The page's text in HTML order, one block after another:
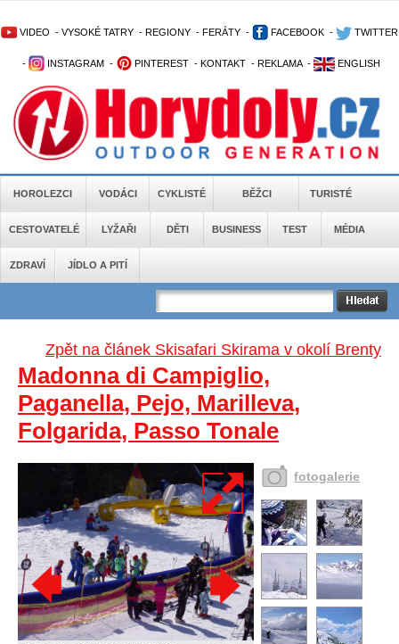
VIDEO - VYSOKÉ TATRY - REGIONY - FERÁTY - FACEBOOK - TWITTER
- INSTAGRAM - PINTEREST - KONTAKT - REKLAMA - ENGLISH
HOROLEZCI VODÁCI CYKLISTÉ BĚŽCI TURISTÉ
CESTOVATELÉ LYŽAŘI DĚTI BUSINESS TEST MÉDIA
ZDRAVÍ JÍDLO A PITÍ
Zpět na článek Skisafari Skirama v okolí Brenty
Madonna di Campiglio,
Paganella, Pejo, Marilleva,
Folgarida, Passo Tonale
fotogalerie